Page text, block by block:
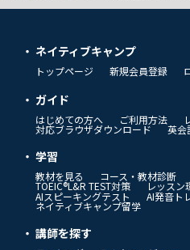
ネイティブキャンプ
トップページ 新規会員登録
ガイド
はじめての方へ ご利用方法
対応ブラウザダウンロード 英会
学習
教材を見る コース・教材診断
TOEIC®L&R TEST対策 レッスン
AIスピーキングテスト
AI発音ト
ネイティブキャンプ留学
講師を探す